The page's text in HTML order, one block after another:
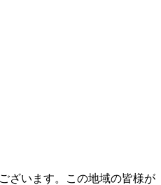
ざいます。この地域の皆様が